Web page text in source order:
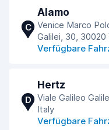
C
Alamo
Venice Marco
Galilei, 30, 30020
Verfügbare
D
Hertz
Viale Galileo
Italy
Verfügbare